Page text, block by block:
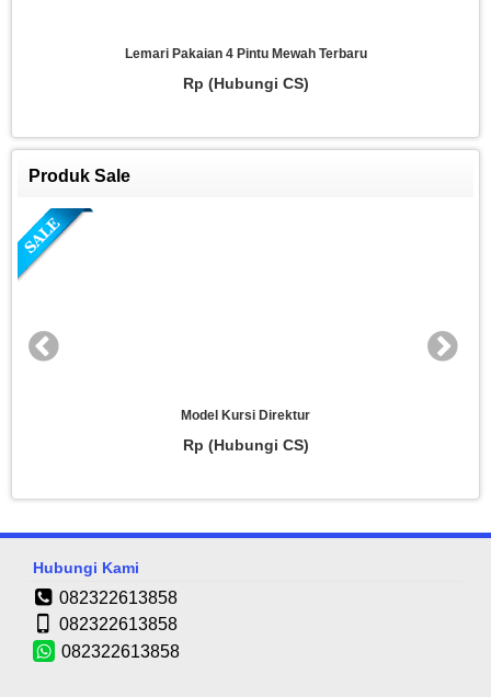
Pintu Mewah Terbaru Lemari 3 Pintu Model
Produk Sale
Hubungi Kami
082322613858
082322613858
082322613858